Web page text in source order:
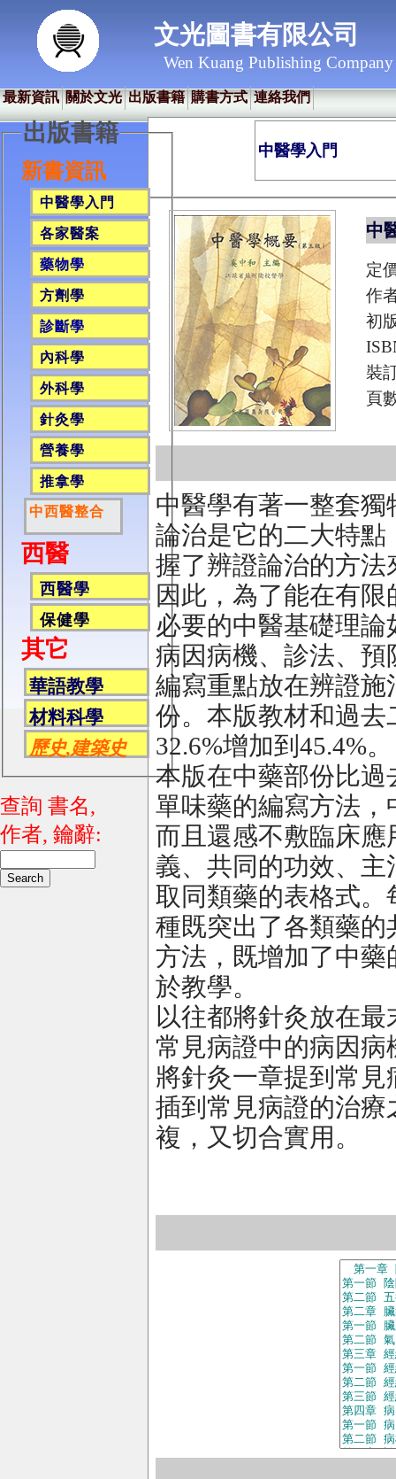
文光圖書有限公司
Wen Kuang Publishing Company
最新資訊 關於文光 出版書籍 購書方式 連絡我們
出版書籍
新書資訊
中醫學入門
各家醫案
藥物學
方劑學
診斷學
內科學
外科學
針灸學
營養學
推拿學
中西醫整合
西醫
西醫學
保健學
其它
華語教學
材料科學
歷史,建築史
查詢 書名,
作者, 鑰辭:
中醫學入門
中
定
作
初
裝
頁
中醫學有著一整套
論治是它的二大特
握了辨證論治的方
因此，為了能在有
必要的中醫基礎理
病因病機、診法、
編寫重點放在辨證
份。本版教材和過
32.6%增加到45.4%。
本版在中藥部份比
單味藥的編寫方法，
而且還感不敷臨床
義、共同的功效、
取同類藥的表格式
種既突出了各類藥
方法，既增加了中
於教學。
以往都將針灸放在
常見病證中的病因
將針灸一章提到常
插到常見病證的治
複，又切合實用。